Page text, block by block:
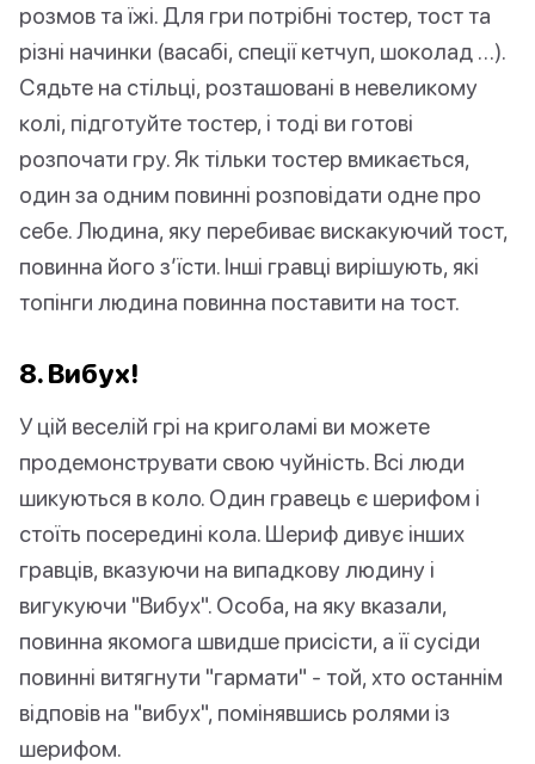
розмов та їжі. Для гри потрібні тостер, тост та
різні начинки (васабі, спеції кетчуп, шоколад …).
Сядьте на стільці, розташовані в невеликому
колі, підготуйте тостер, і тоді ви готові
розпочати гру. Як тільки тостер вмикається,
один за одним повинні розповідати одне про
себе. Людина, яку перебиває вискакуючий тост,
повинна його з’їсти. Інші гравці вирішують, які
топінги людина повинна поставити на тост.
8. Вибух!
У цій веселій грі на криголамі ви можете
продемонструвати свою чуйність. Всі люди
шикуються в коло. Один гравець є шерифом і
стоїть посередині кола. Шериф дивує інших
гравців, вказуючи на випадкову людину і
вигукуючи "Вибух". Особа, на яку вказали,
повинна якомога швидше присісти, а її сусіди
повинні витягнути "гармати" - той, хто останнім
відповів на "вибух", помінявшись ролями із
шерифом.